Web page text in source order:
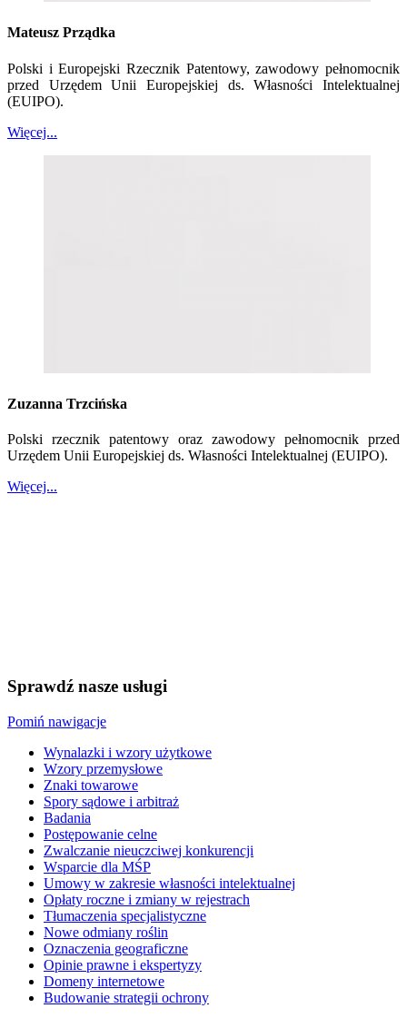
Mateusz Prządka
Polski i Europejski Rzecznik Patentowy, zawodowy pełnomocnik
przed Urzędem Unii Europejskiej ds. Własności Intelektualnej
(EUIPO).
Więcej...
Zuzanna Trzcińska
Polski rzecznik patentowy oraz zawodowy pełnomocnik przed
Urzędem Unii Europejskiej ds. Własności Intelektualnej (EUIPO).
Więcej...
Sprawdź nasze usługi
Pomiń nawigacje
Wynalazki i wzory użytkowe
Wzory przemysłowe
Znaki towarowe
Spory sądowe i arbitraż
Badania
Postępowanie celne
Zwalczanie nieuczciwej konkurencji
Wsparcie dla MŚP
Umowy w zakresie własności intelektualnej
Opłaty roczne i zmiany w rejestrach
Tłumaczenia specjalistyczne
Nowe odmiany roślin
Oznaczenia geograficzne
Opinie prawne i ekspertyzy
Domeny internetowe
Budowanie strategii ochrony